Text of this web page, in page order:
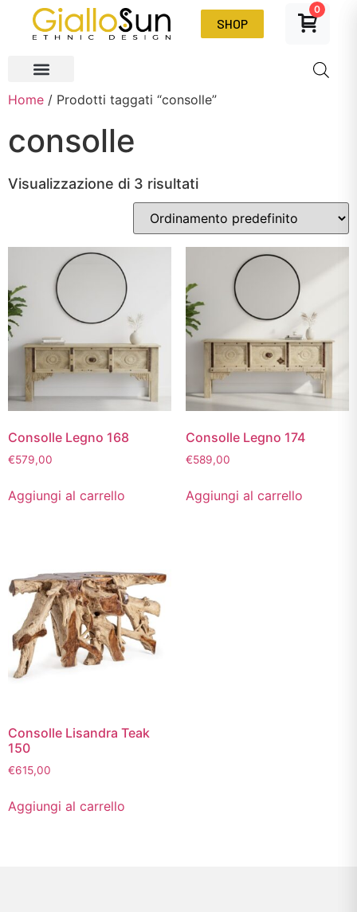
SHOP
0
Home / Prodotti taggati “consolle”
consolle
Visualizzazione di 3 risultati
Consolle Legno 168
€579,00
Aggiungi al carrello
Consolle Legno 174
€589,00
Aggiungi al carrello
Consolle Lisandra Teak
150
€615,00
Aggiungi al carrello